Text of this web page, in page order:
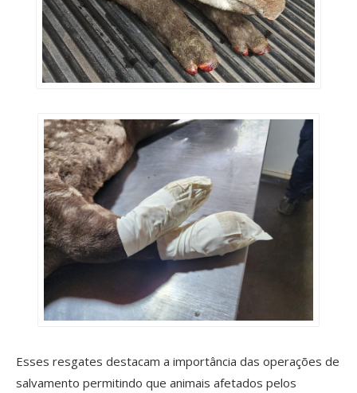
Esses resgates destacam a importância das operações de
salvamento permitindo que animais afetados pelos